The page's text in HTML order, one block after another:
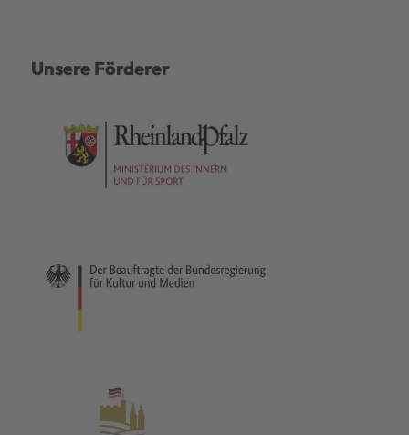
Unsere Förderer